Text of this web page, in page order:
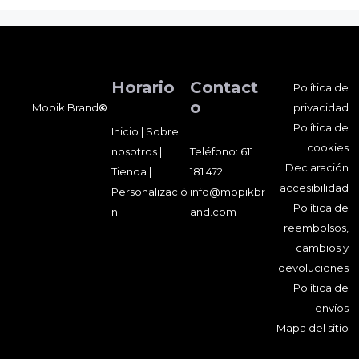
Mopik Brand©
Horario
Inicio | Sobre
nosotros|
Tienda |
Personalizació
n
Contact
o
Teléfono: 611
181 472
info@mopikbr
and.com
Política de
privacidad
Política de
cookies
Declaración
accesibilidad
Política de
reembolsos,
cambios y
devoluciones
Política de
envíos
Mapa del sitio